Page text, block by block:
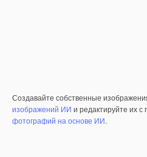
Создавайте собственные
изображений ИИ и редактируйте их
фотографий на основе ИИ.